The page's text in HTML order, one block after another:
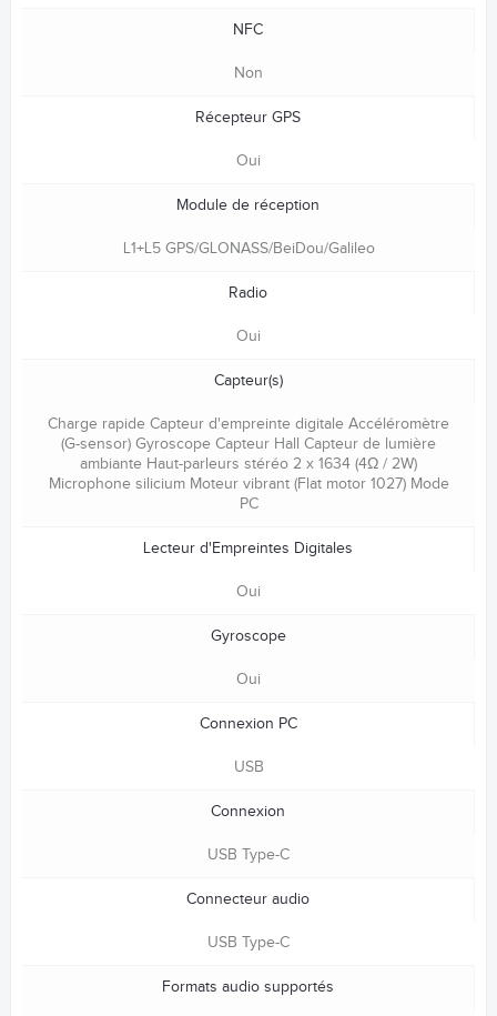
NFC
Non
Récepteur GPS
Oui
Module de réception
L1+L5 GPS/GLONASS/BeiDou/Galileo
Radio
Oui
Capteur(s)
Charge rapide Capteur d'empreinte digitale Accéléromètre
(G-sensor) Gyroscope Capteur Hall Capteur de lumière
ambiante Haut-parleurs stéréo 2 x 1634 (4Ω / 2W)
Microphone silicium Moteur vibrant (Flat motor 1027) Mode
PC
Lecteur d'Empreintes Digitales
Oui
Gyroscope
Oui
Connexion PC
USB
Connexion
USB Type-C
Connecteur audio
USB Type-C
Formats audio supportés